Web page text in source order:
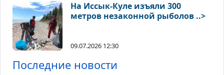
На Иссык-Куле изъяли 300
метров незаконной рыболов ..>
09.07.2026 12:30
Последние новости